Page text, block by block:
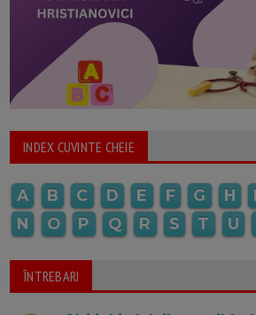
INDEX CUVINTE CHEIE
A B C D E F G H I
N
O P Q R S T U
ÎNTREBARI